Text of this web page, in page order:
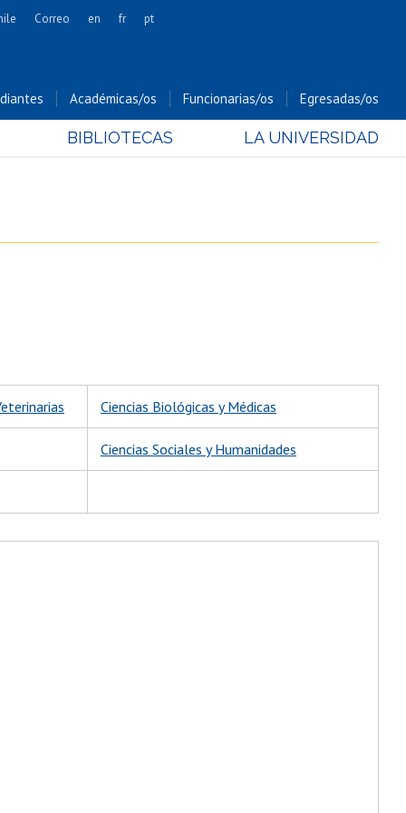
Cs. Forestales y Conservación
Cs. Sociales
Correo en fr pt
Académicas/os Funcionarias/os Egresadas/os
BIBLIOTECAS LA UNIVERSIDAD
Ciencias Biológicas y Médicas
Ciencias Sociales y Humanidades